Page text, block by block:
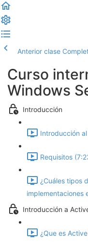
Anterior clase
Curso
Windows
Introducción
Introducción
Requisitos
¿Cuáles tipos
implementaciones
Introducción a
¿Que es